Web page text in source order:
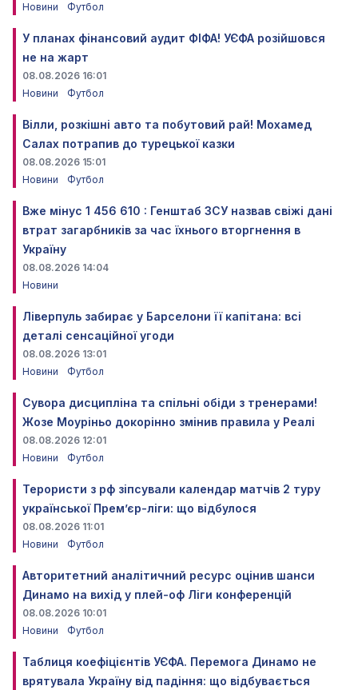
Новини
Футбол
У планах фінансовий аудит ФІФА! УЄФА розійшовся
не на жарт
08.08.2026 16:01
Новини
Футбол
Вілли, розкішні авто та побутовий рай! Мохамед
Салах потрапив до турецької казки
08.08.2026 15:01
Новини
Футбол
Вже мінус 1 456 610 : Генштаб ЗСУ назвав свіжі дані
втрат загарбників за час їхнього вторгнення в
Україну
08.08.2026 14:04
Новини
Ліверпуль забирає у Барселони її капітана: всі
деталі сенсаційної угоди
08.08.2026 13:01
Новини
Футбол
Сувора дисципліна та спільні обіди з тренерами!
Жозе Моуріньо докорінно змінив правила у Реалі
08.08.2026 12:01
Новини
Футбол
Терористи з рф зіпсували календар матчів 2 туру
української Прем’єр-ліги: що відбулося
08.08.2026 11:01
Новини
Футбол
Авторитетний аналітичний ресурс оцінив шанси
Динамо на вихід у плей-оф Ліги конференцій
08.08.2026 10:01
Новини
Футбол
Таблиця коефіцієнтів УЄФА. Перемога Динамо не
врятувала Україну від падіння: що відбувається